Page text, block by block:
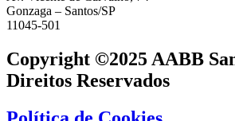
Gonzaga – Santos/SP
11045-501
Copyright ©2025 AABB
Direitos Reservados